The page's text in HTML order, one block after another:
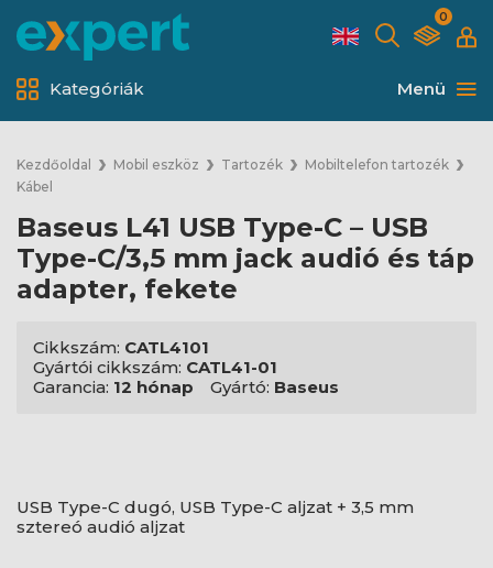
0
Menü
Kategóriák
Kezdőoldal Mobil eszköz Tartozék
Mobiltelefon tartozék
Kábel
Baseus L41 USB Type-C – USB
Type-C/3,5 mm jack audió és táp
adapter, fekete
Cikkszám: CATL4101
Gyártói cikkszám: CATL41-01
Garancia: 12 hónap Gyártó: Baseus
USB Type-C dugó, USB Type-C aljzat + 3,5 mm
sztereó audió aljzat